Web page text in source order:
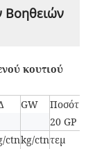
Βοηθειών
κουτιού
GW
20 GP
ctnkg/ctnτεμ